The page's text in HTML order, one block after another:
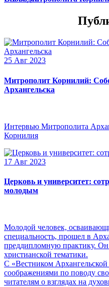
25 Авг 2023
Митрополит Корнилий:
Архангельска
Интервью Митрополита
Корнилия
17 Авг 2023
Церковь и университет:
молодым
Молодой человек,
специальность, прошел в
преддипломную практику. Он
христианской тематики.
С «Вестником
соображениями по поводу
читателям о взглядах на